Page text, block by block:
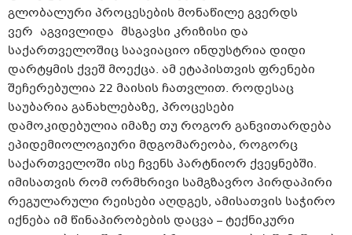
გლობალური პროცესების მონაწილე გვერდს
ვერ აგვივლიდა მსგავსი კრიზისი და
საქართველოშიც საავიაციო ინდუსტრია დიდი
დარტყმის ქვეშ მოექცა. ამ ეტაპისთვის ფრენები
შეჩერებულია 22 მაისის ჩათვლით. როდესაც
საუბარია განახლებაზე, პროცესები
დამოკიდებულია იმაზე თუ როგორ განვითარდება
ეპიდემიოლოგიური მდგომარეობა, როგორც
საქართველოში ისე ჩვენს პარტნიორ ქვეყნებში.
იმისათვის რომ ორმხრივი სამგზავრო პირდაპირი
რეგულარული რეისები აღდგეს, ამისათვის საჭირო
იქნება იმ წინაპირობების დაცვა – ტექნიკური